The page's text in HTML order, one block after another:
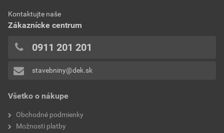
Všetko o nákupe
Obchodné podmienky
Možnosti platby
Kontaktujte naše
Zákaznícke centrum
0911 201 201
stavebniny@dek.sk